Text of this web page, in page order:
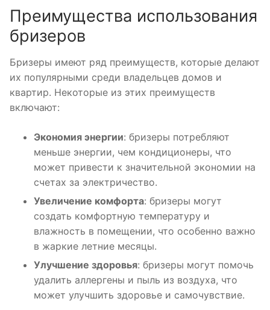
Преимущества использования
бризеров
Бризеры имеют ряд преимуществ, которые делают
их популярными среди владельцев домов и
квартир. Некоторые из этих преимуществ
включают:
Экономия энергии: бризеры потребляют
меньше энергии, чем кондиционеры, что
может привести к значительной экономии на
счетах за электричество.
Увеличение комфорта: бризеры могут
создать комфортную температуру и
влажность в помещении, что особенно важно
в жаркие летние месяцы.
Улучшение здоровья: бризеры могут помочь
удалить аллергены и пыль из воздуха, что
может улучшить здоровье и самочувствие.